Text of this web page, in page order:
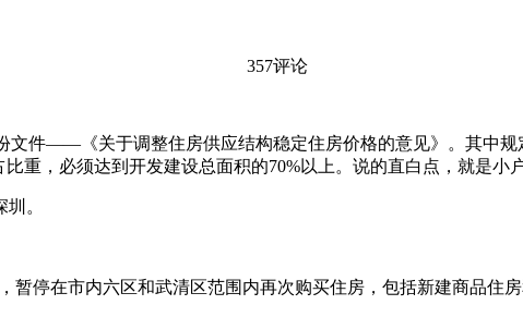
357评论
文件——《关于调整住房供应结构稳定住房价格的意见》。其中
重，必须达到开发建设总面积的70%以上。说的直白点，就是小
。
暂停在市内六区和武清区范围内再次购买住房，包括新建商品住